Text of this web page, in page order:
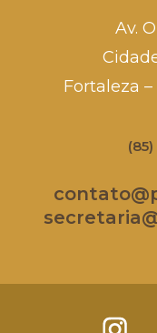
Av.
Fortaleza –
(85)